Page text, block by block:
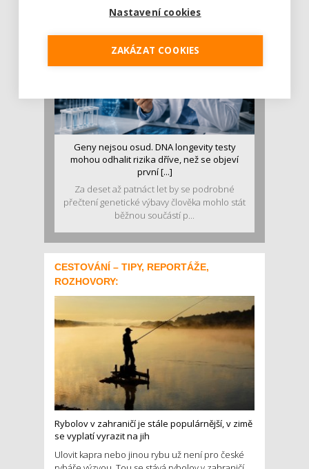
Geny nejsou osud. DNA longevity testy
mohou odhalit rizika dříve, než se objeví
první [...]
Za deset až patnáct let by se podrobné
přečtení genetické výbavy člověka mohlo stát
běžnou součástí p...
CESTOVÁNÍ – TIPY, REPORTÁŽE,
ROZHOVORY:
Rybolov v zahraničí je stále populárnější, v zimě
se vyplatí vyrazit na jih
Ulovit kapra nebo jinou rybu už není pro české
Nastavení cookies
ZAKÁZAT COOKIES